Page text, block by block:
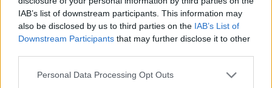
IAB’s list of downstream participants. This information may
also be disclosed by us to third parties on the IAB’s List of
Downstream Participants that may further disclose it to other
Please note that this website/app uses one or more Google
Personal Data Processing Opt Outs
Papa Leone a Santa Maria degli Angeli: migliaia di
giovani per il meeting francescano
Edoardo Castellucci · 7 Ago 2026